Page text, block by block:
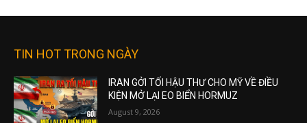
TIN HOT TRONG NGÀY
IRAN GỞI TỐI HẬU THƯ CHO MỸ VỀ ĐIỀU
KIỆN MỞ LẠI EO BIỂN HORMUZ
August 9, 2026